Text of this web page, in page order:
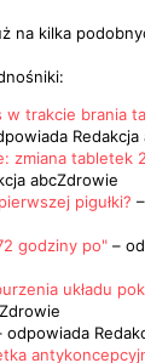
na kilka
w trakcie brania
zmiana tabletek
abcZdrowie
pigułki?
godziny po" –
układu
odpowiada